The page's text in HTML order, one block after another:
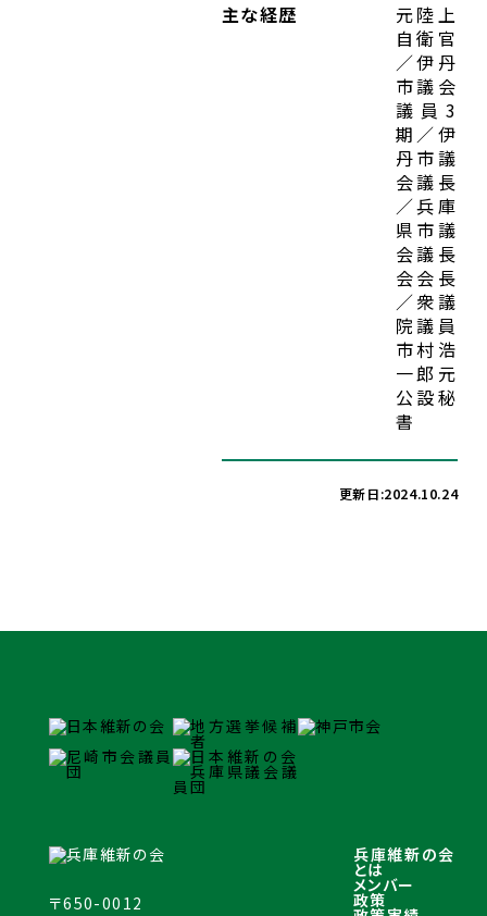
主な経歴
元陸上
⾃衛官
／伊丹
市議会
議員3
期／伊
丹市議
会議⻑
／兵庫
県市議
会議⻑
会会⻑
／衆議
院議員
市村浩
⼀郎元
公設秘
書
更新日:2024.10.24
〒650-0012
兵庫維新の会
とは
メンバー
政策